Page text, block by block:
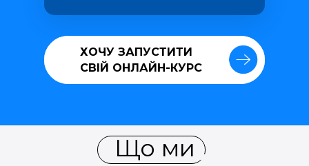
ХОЧУ ЗАПУСТИТИ
СВІЙ ОНЛАЙН-КУРС
ХОЧУ ЗАПУСТИТИ
СВІЙ ОНЛАЙН-КУРС
Що ми